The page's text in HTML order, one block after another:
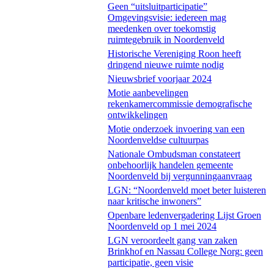
Geen “uitsluitparticipatie”
Omgevingsvisie: iedereen mag
meedenken over toekomstig
ruimtegebruik in Noordenveld
Historische Vereniging Roon heeft
dringend nieuwe ruimte nodig
Nieuwsbrief voorjaar 2024
Motie aanbevelingen
rekenkamercommissie demografische
ontwikkelingen
Motie onderzoek invoering van een
Noordenveldse cultuurpas
Nationale Ombudsman constateert
onbehoorlijk handelen gemeente
Noordenveld bij vergunningaanvraag
LGN: “Noordenveld moet beter luisteren
naar kritische inwoners”
Openbare ledenvergadering Lijst Groen
Noordenveld op 1 mei 2024
LGN veroordeelt gang van zaken
Brinkhof en Nassau College Norg: geen
participatie, geen visie